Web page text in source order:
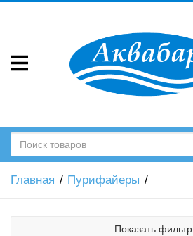
Главная Пурифайеры
Показать фильтр